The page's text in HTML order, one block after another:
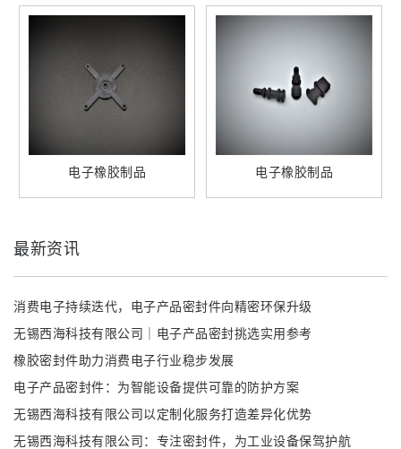
电子橡胶制品 电子橡胶制品
最新资讯
消费电子持续迭代，电子产品密封件向精密环保升级
无锡西海科技有限公司｜电子产品密封挑选实用参考
橡胶密封件助力消费电子行业稳步发展
电子产品密封件：为智能设备提供可靠的防护方案
无锡西海科技有限公司以定制化服务打造差异化优势
无锡西海科技有限公司：专注密封件，为工业设备保驾护航